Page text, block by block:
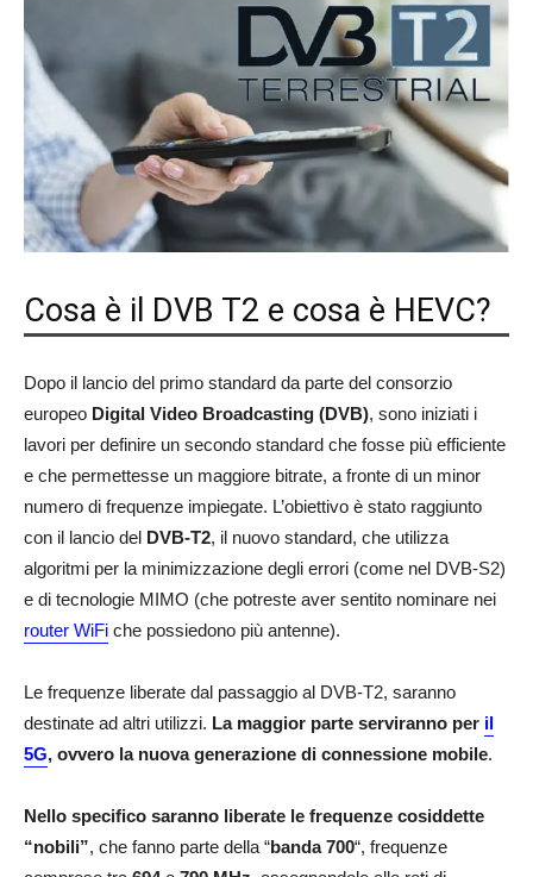
Cosa è il DVB T2 e cosa è HEVC?
Dopo il lancio del primo standard da parte del consorzio
europeo Digital Video Broadcasting (DVB), sono iniziati i
lavori per definire un secondo standard che fosse più efficiente
e che permettesse un maggiore bitrate, a fronte di un minor
numero di frequenze impiegate. L’obiettivo è stato raggiunto
con il lancio del DVB-T2, il nuovo standard, che utilizza
algoritmi per la minimizzazione degli errori (come nel DVB-S2)
e di tecnologie MIMO (che potreste aver sentito nominare nei
router WiFi che possiedono più antenne).
Le frequenze liberate dal passaggio al DVB-T2, saranno
destinate ad altri utilizzi. La maggior parte serviranno per il
5G, ovvero la nuova generazione di connessione mobile.
Nello specifico saranno liberate le frequenze cosiddette
“nobili”, che fanno parte della “banda 700“, frequenze